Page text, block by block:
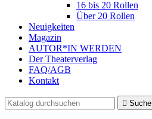
16 bis 20 Rollen
Über 20 Rollen
Neuigkeiten
Magazin
AUTOR*IN WERDEN
Der Theaterverlag
FAQ/AGB
Kontakt
 Suche